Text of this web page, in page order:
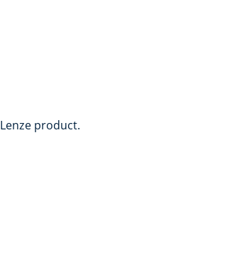
product.